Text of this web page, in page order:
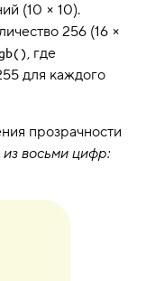
(10 × 10).
256 (16 ×
, где
для каждого
прозрачности
из восьми цифр: